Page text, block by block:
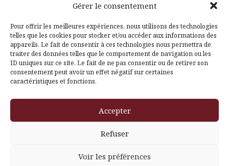
Gérer le consentement
Pour offrir les meilleures expériences, nous utilisons des technologies
telles que les cookies pour stocker et/ou accéder aux informations des
appareils. Le fait de consentir à ces technologies nous permettra de
traiter des données telles que le comportement de navigation ou les
ID uniques sur ce site. Le fait de ne pas consentir ou de retirer son
consentement peut avoir un effet négatif sur certaines
caractéristiques et fonctions.
Accepter
Refuser
Voir les préférences
Facebook
Pinterest
Themeisle